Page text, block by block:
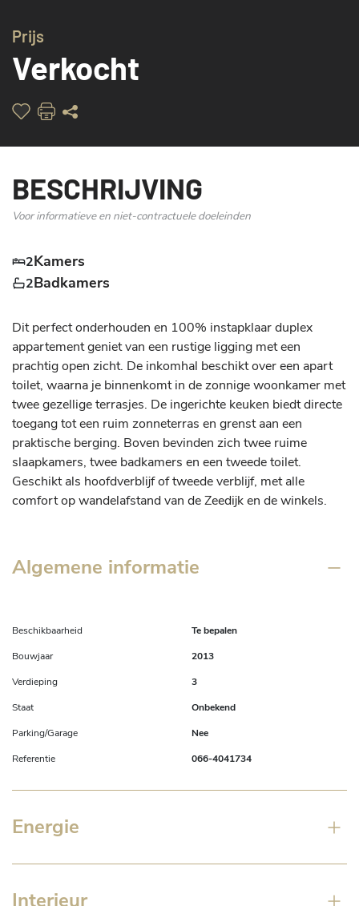
Prijs
Verkocht
BESCHRIJVING
Voor informatieve en niet-contractuele doeleinden
2Kamers
2Badkamers
Dit perfect onderhouden en 100% instapklaar duplex
appartement geniet van een rustige ligging met een
prachtig open zicht. De inkomhal beschikt over een apart
toilet, waarna je binnenkomt in de zonnige woonkamer met
twee gezellige terrasjes. De ingerichte keuken biedt directe
toegang tot een ruim zonneterras en grenst aan een
praktische berging. Boven bevinden zich twee ruime
slaapkamers, twee badkamers en een tweede toilet.
Geschikt als hoofdverblijf of tweede verblijf, met alle
comfort op wandelafstand van de Zeedijk en de winkels.
Algemene informatie
Beschikbaarheid
Te bepalen
Bouwjaar
2013
Verdieping
3
Staat
Onbekend
Parking/Garage
Nee
Referentie
066-4041734
Energie
Interieur